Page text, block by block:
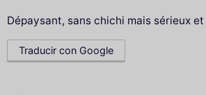
Dépaysant, sans chichi mais sérieux
Traducir con Google